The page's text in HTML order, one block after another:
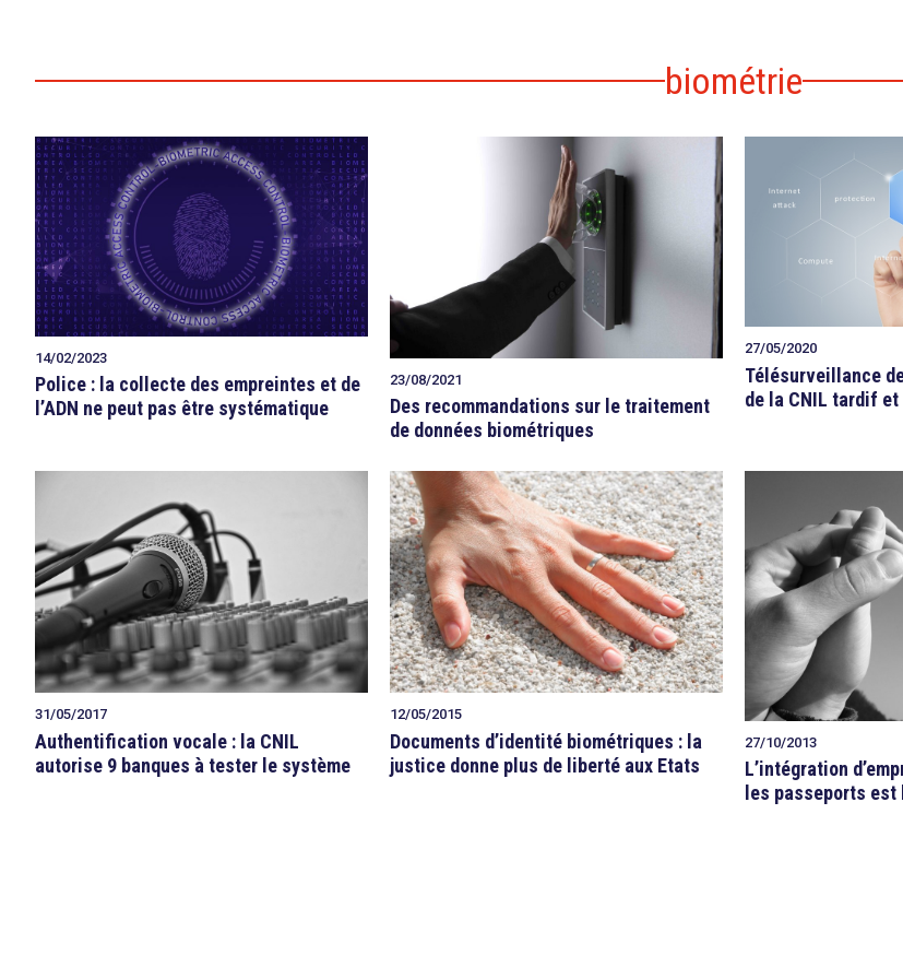
biométrie
14/02/2023
Police : la collecte des empreintes et de
l’ADN ne peut pas être systématique
23/08/2021
Des recommandations sur le traitement
de données biométriques
27/05/2020
Télésurveillance
de la CNIL tardif
31/05/2017
Authentification vocale : la CNIL
autorise 9 banques à tester le système
12/05/2015
Documents d’identité biométriques : la
justice donne plus de liberté aux Etats
27/10/2013
L’intégration
les passeports
search